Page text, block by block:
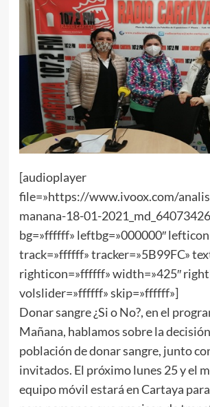
[audioplayer
file=»https://www.ivoox.com/
manana-18-01-
bg=»ffffff» leftbg=»000000″
track=»ffffff» tracker=»5B99FC»
righticon=»ffffff» width=»425″
volslider=»ffffff» skip=»ffffff»]
Donar sangre ¿Si o No?, en el
Mañana, hablamos sobre la
población de donar sangre, junto
invitados. El próximo lunes 25 y el
equipo móvil estará en Cartaya